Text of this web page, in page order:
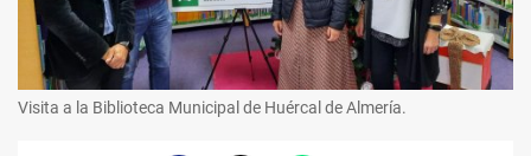
Visita a la Biblioteca Municipal de Huércal de Almería.